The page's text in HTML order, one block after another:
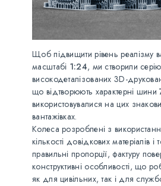
Щоб підвищити рівень реалізму
масштабі 1:24, ми створили серію
високодеталізованих 3D-
що відтворюють характерні шини
використовувалися на цих
вантажівках.
Колеса розроблені з
кількості довідкових матеріалів
правильні пропорції, фактуру
конструктивні особливості, що
як для цивільних, так і для